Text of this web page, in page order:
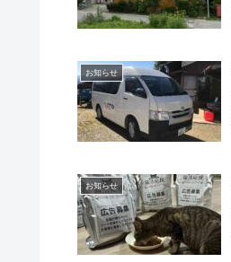
お知らせ
お知らせ